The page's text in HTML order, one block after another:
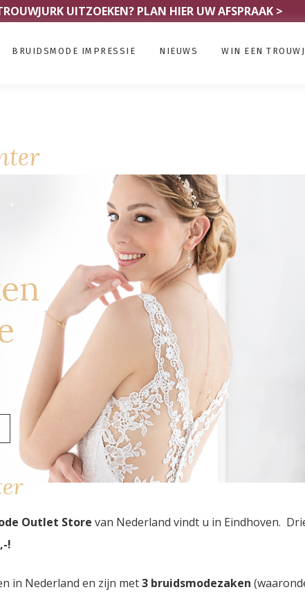
UITZOEKEN? PLAN HIER UW AFSPRAAK >
BRUIDSMODE IMPRESSIE NIEUWS WIN EEN
Outlet Store van Nederland vindt u in Eindhoven.
!
in Nederland en zijn met3 bruidsmodezaken